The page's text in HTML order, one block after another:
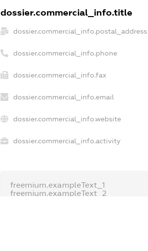
dossier.commercial_info.title
dossier.commercial_info.postal_address
dossier.commercial_info.phone
dossier.commercial_info.fax
dossier.commercial_info.email
dossier.commercial_info.website
dossier.commercial_info.activity
freemium.exampleText_1
freemium.exampleText_2